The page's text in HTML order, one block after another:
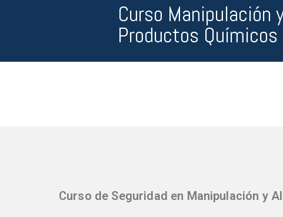
Curso Manipulación
Productos Químicos
Curso de Seguridad en Manipulación y